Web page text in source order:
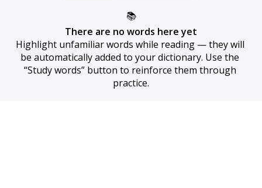
📚
There are no words here yet
Highlight unfamiliar words while reading — they will
be automatically added to your dictionary. Use the
“Study words” button to reinforce them through
practice.